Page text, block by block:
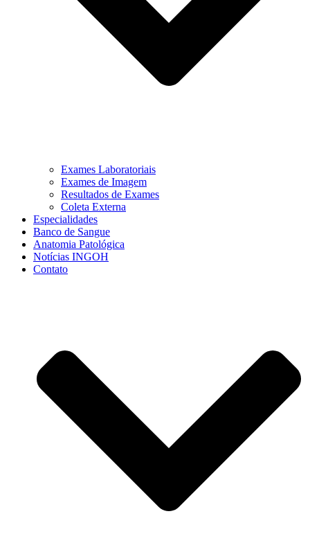
Exames Laboratoriais
Exames de Imagem
Resultados de Exames
Coleta Externa
Especialidades
Banco de Sangue
Anatomia Patológica
Notícias INGOH
Contato